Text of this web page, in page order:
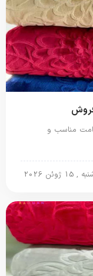
مناسب و
ژوئن 2026